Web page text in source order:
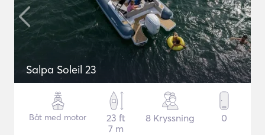
Salpa Soleil 23
Båt med motor
23 ft
7 m
8 Kryssning 0